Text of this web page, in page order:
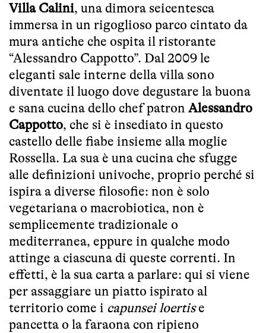
Villa Calini, una dimora seicentesca
immersa in un rigoglioso parco cintato da
mura antiche che ospita il ristorante
“Alessandro Cappotto”. Dal 2009 le
eleganti sale interne della villa sono
diventate il luogo dove degustare la buona
e sana cucina dello chef patron Alessandro
Cappotto, che si è insediato in questo
castello delle fiabe insieme alla moglie
Rossella. La sua è una cucina che sfugge
alle definizioni univoche, proprio perché si
ispira a diverse filosofie: non è solo
vegetariana o macrobiotica, non è
semplicemente tradizionale o
mediterranea, eppure in qualche modo
attinge a ciascuna di queste correnti. In
effetti, è la sua carta a parlare: qui si viene
per assaggiare un piatto ispirato al
territorio come i capunsei loertise
pancetta o la faraona con ripieno